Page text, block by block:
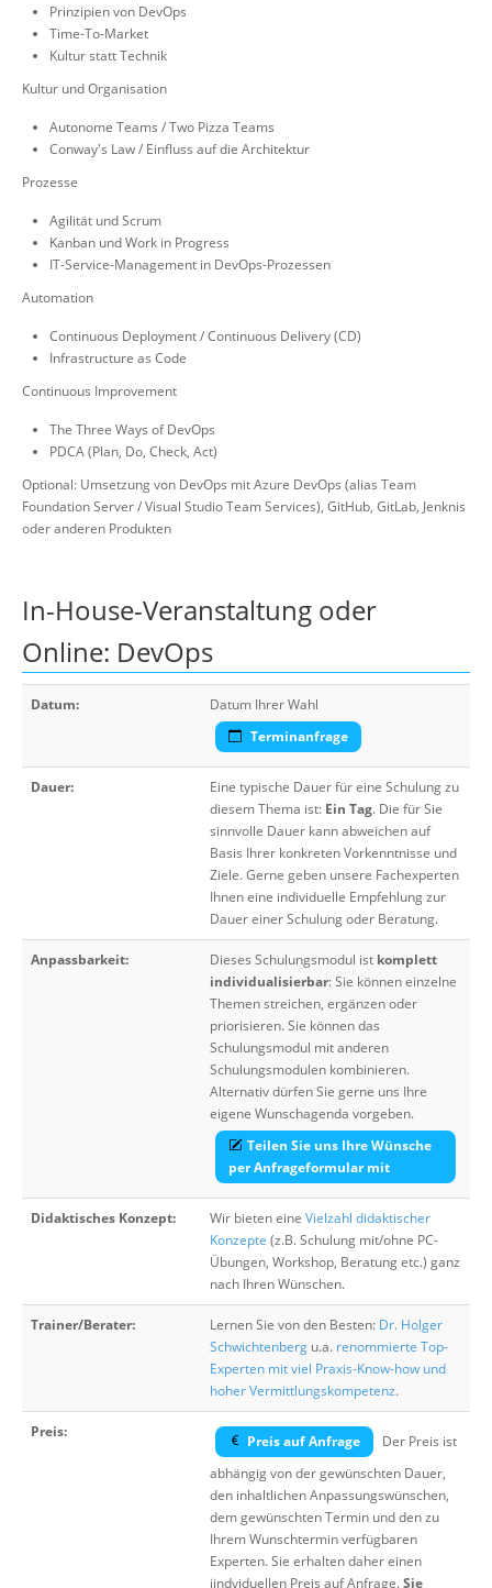
Prinzipien von DevOps
Time-To-Market
Kultur statt Technik
Kultur und Organisation
Autonome Teams / Two Pizza Teams
Conway's Law / Einfluss auf die Architektur
Prozesse
Agilität und Scrum
Kanban und Work in Progress
IT-Service-Management in DevOps-Prozessen
Automation
Continuous Deployment / Continuous Delivery (CD)
Infrastructure as Code
Continuous Improvement
The Three Ways of DevOps
PDCA (Plan, Do, Check, Act)
Optional: Umsetzung von DevOps mit Azure DevOps (alias Team
Foundation Server / Visual Studio Team Services), GitHub, GitLab, Jenknis
oder anderen Produkten
In-House-Veranstaltung oder
Online: DevOps
Datum:
Datum Ihrer Wahl
Terminanfrage
Dauer:
Eine typische Dauer für eine Schulung zu
diesem Thema ist: Ein Tag. Die für Sie
sinnvolle Dauer kann abweichen auf
Basis Ihrer konkreten Vorkenntnisse und
Ziele. Gerne geben unsere Fachexperten
Ihnen eine individuelle Empfehlung zur
Dauer einer Schulung oder Beratung.
Anpassbarkeit: Dieses Schulungsmodul ist komplett
individualisierbar: Sie können einzelne
Themen streichen, ergänzen oder
priorisieren. Sie können das
Schulungsmodul mit anderen
Schulungsmodulen kombinieren.
Alternativ dürfen Sie gerne uns Ihre
eigene Wunschagenda vorgeben.
Teilen Sie uns Ihre Wünsche
per Anfrageformular mit
Didaktisches Konzept: Wir bieten eine Vielzahl didaktischer
Konzepte (z.B. Schulung mit/ohne PC-
Übungen, Workshop, Beratung etc.) ganz
nach Ihren Wünschen.
Trainer/Berater: Lernen Sie von den Besten: Dr. Holger
Schwichtenberg u.a. renommierte Top-
Experten mit viel Praxis-Know-how und
hoher Vermittlungskompetenz.
Preis:
Preis auf Anfrage
Der Preis ist
abhängig von der gewünschten Dauer,
den inhaltlichen Anpassungswünschen,
dem gewünschten Termin und den zu
Ihrem Wunschtermin verfügbaren
Experten. Sie erhalten daher einen
iindviduellen Preis auf Anfrage.Sie